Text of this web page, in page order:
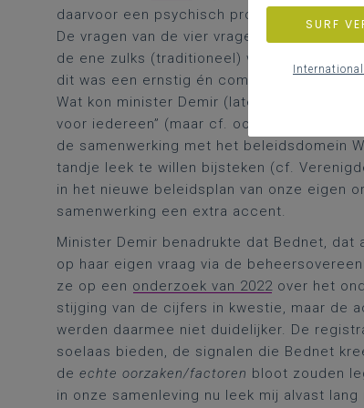
daarvoor een psychisch probleem.
De vragen van de vier vragenstellers
de ene zulks (traditioneel) wat korter, de
dit was een ernstig én complex probleem,
Wat kon minister Demir (laten) doen,
voor iedereen” (maar cf. ook al bestaande
de samenwerking met het beleidsdomein
tandje leek te willen bijsteken (cf.
in het nieuwe beleidsplan van onze eigen
samenwerking een extra accent.
Minister Demir benadrukte dat Bednet,
op haar eigen vraag via de
ze op een onderzoek van 2022 over het
stijging van de cijfers in kwestie, maar de
werden daarmee niet duidelijker. De
soelaas bieden, de signalen die Bednet
de echte oorzaken/factoren bloot zouden
in onze samenleving nu leek mij alvast
SURF